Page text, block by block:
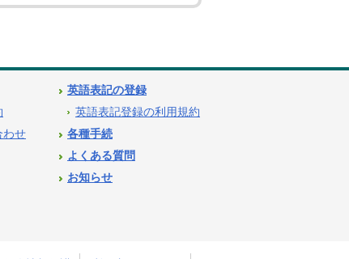
わせ
英語表記の登録
英語表記登録の利用規約
各種手続
よくある質問
お知らせ